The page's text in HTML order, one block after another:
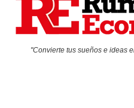
"Convierte tus sueños e ideas